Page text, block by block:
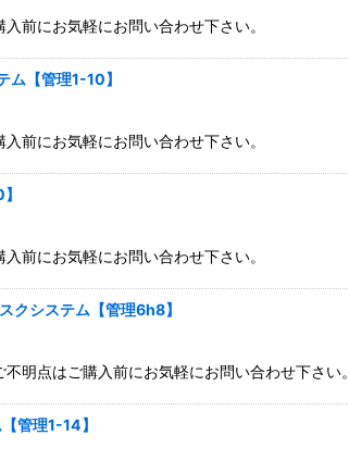
前にお気軽にお問い合わせ下さい。
【管理1-10】
前にお気軽にお問い合わせ下さい。
前にお気軽にお問い合わせ下さい。
システム【管理6h8】
明点はご購入前にお気軽にお問い合わせ下さい。
管理1-14】